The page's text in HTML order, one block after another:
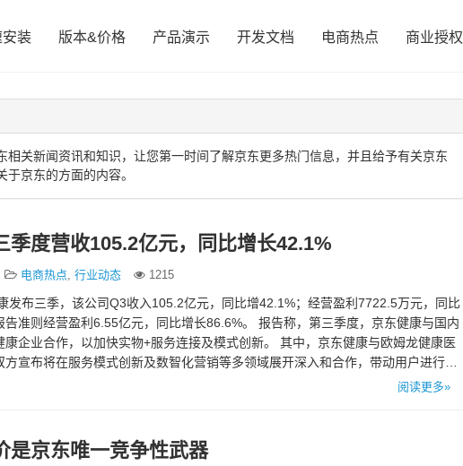
装 版本&价格 产品演示 开发文档 电商热点 商业授权
关新闻资讯和知识，让您第一时间了解京东更多热门信息，并且给予有关京东
京东的方面的内容。
季度营收105.2亿元，同比增长42.1%
电商热点, 行业动态 1215
发布三季，该公司Q3收入105.2亿元，同比增42.1%；经营盈利7722.5万元，同比
告准则经营盈利6.55亿元，同比增长86.6%。 报告称，第三季度，京东健康与国内
康企业合作，以加快实物+服务连接及模式创新。 其中，京东健康与欧姆龙健康医
宣布将在服务模式创新及数智化营销等多领域展开深入和合作，带动用户进行主
阅读更多»
是京东唯一竞争性武器